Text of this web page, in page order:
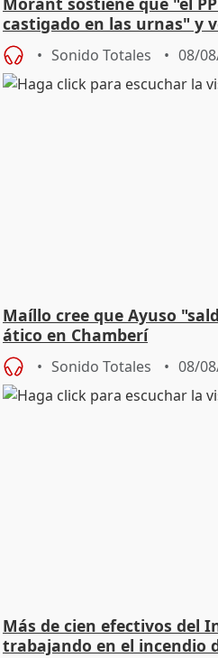
castigado en las urnas" y
cambio"
Sonido Totales 08/
Maíllo cree que Ayuso
ático en Chamberí
Sonido Totales 08/
Más de cien efectivos del
trabajando en el incendio